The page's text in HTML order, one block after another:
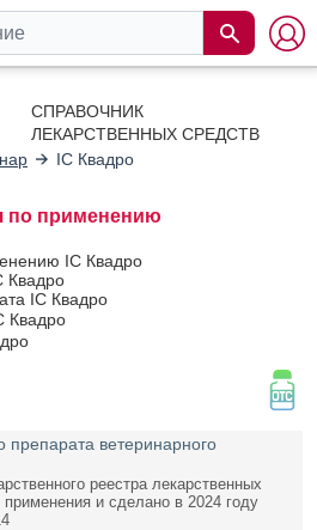
СПРАВОЧНИК
ЛЕКАРСТВЕННЫХ СРЕДСТВ
IC Квадро
по применению
IC Квадро
Квадро
IC Квадро
Квадро
препарата ветеринарного
реестра лекарственных
и сделано в 2024 году